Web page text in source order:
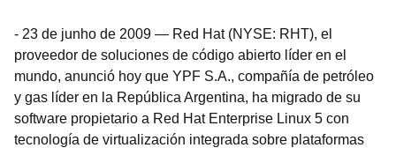
- 23 de junho de 2009 — Red Hat (NYSE: RHT), el
proveedor de soluciones de código abierto líder en el
mundo, anunció hoy que YPF S.A., compañía de petróleo
y gas líder en la República Argentina, ha migrado de su
software propietario a Red Hat Enterprise Linux 5 con
tecnología de virtualización integrada sobre plataformas